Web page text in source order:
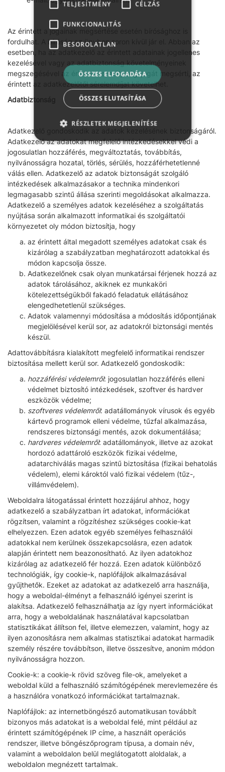
Az érintett a jogainak megsértése esetén bírósághoz is
fordulhat. A bíróság az ügyben soron kívül jár el. Abban az
esetben, ha az adatkezelő az érintett adatainak jogellenes
kezelésével vagy az adatbiztonság követelményeinek
megszegésével az érintett személyiségi jogát megsérti, az
érintett az adatkezelőtől sérelemdíjat követelhet.
Adatbiztonság
Adatkezelő gondoskodik az adatok kezelésének biztonságáról.
Adatkezelő az adatokat megfelelő intézkedésekkel védi a
jogosulatlan hozzáférés, megváltoztatás, továbbítás,
nyilvánosságra hozatal, törlés, sérülés, hozzáférhetetlenné
válás ellen. Adatkezelő az adatok biztonságát szolgáló
intézkedések alkalmazásakor a technika mindenkori
legmagasabb szintű állása szerinti megoldásokat alkalmazza.
Adatkezelő a személyes adatok kezeléséhez a szolgáltatás
nyújtása során alkalmazott informatikai és szolgáltatói
környezetet oly módon biztosítja, hogy
az érintett által megadott személyes adatokat csak és
kizárólag a szabályzatban meghatározott adatokkal és
módon kapcsolja össze.
Adatkezelőnek csak olyan munkatársai férjenek hozzá az
adatok tárolásához, akiknek ez munkaköri
kötelezettségükből fakadó feladatuk ellátásához
elengedhetetlenül szükséges.
Adatok valamennyi módosítása a módosítás időpontjának
megjelölésével kerül sor, az adatokról biztonsági mentés
készül.
Adattovábbításra kialakított megfelelő informatikai rendszer
biztosítása mellett kerül sor. Adatkezelő gondoskodik:
hozzáférési védelemről: jogosulatlan hozzáférés elleni
védelmet biztosító intézkedések, szoftver és hardver
eszközök védelme;
szoftveres védelemről: adatállományok vírusok és egyéb
kártevő programok elleni védelme, tűzfal alkalmazása,
rendszeres biztonsági mentés, azok dokumentálása;
hardveres védelemről: adatállományok, illetve az azokat
hordozó adattároló eszközök fizikai védelme,
adatarchiválás magas szintű biztosítása (fizikai behatolás
védelem), elemi károktól való fizikai védelem (tűz-,
villámvédelem).
Weboldalra látogatással érintett hozzájárul ahhoz, hogy
adatkezelő a szabályzatban írt adatokat, információkat
rögzítsen, valamint a rögzítéshez szükséges cookie-kat
elhelyezzen. Ezen adatok egyéb személyes felhasználói
adatokkal nem kerülnek összekapcsolásra, ezen adatok
alapján érintett nem beazonosítható. Az ilyen adatokhoz
kizárólag az adatkezelő fér hozzá. Ezen adatok különböző
technológiák, így cookie-k, naplófájlok alkalmazásával
gyűjthetők. Ezeket az adatokat az adatkezelő arra használja,
hogy a weboldal-élményt a felhasználó igényei szerint is
alakítsa. Adatkezelő felhasználhatja az így nyert információkat
arra, hogy a weboldalának használatával kapcsolatban
statisztikákat állítson fel, illetve elemezzen, valamint, hogy az
ilyen azonosításra nem alkalmas statisztikai adatokat harmadik
személy részére továbbítson, illetve összesítve, anonim módon
nyilvánosságra hozzon.
Cookie-k: a cookie-k rövid szöveg file-ok, amelyeket a
weboldal küld a felhasználó számítógépének merevlemezére és
a használóra vonatkozó információkat tartalmaznak.
Naplófájlok: az internetböngésző automatikusan továbbít
bizonyos más adatokat is a weboldal felé, mint például az
érintett számítógépének IP címe, a használt operációs
rendszer, illetve böngészőprogram típusa, a domain név,
valamint a weboldalon belül meglátogatott aloldalak, a
weboldalon megnézett tartalmak.
TELJESÍTMÉNY CÉLZÁS
FUNKCIONALITÁS
BESOROLATLAN
ÖSSZES ELFOGADÁSA
ÖSSZES ELUTASÍTÁSA
RÉSZLETEK MEGJELENÍTÉSE